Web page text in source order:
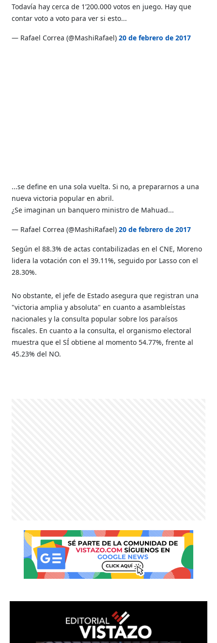
Todavía hay cerca de 1’200.000 votos en juego. Hay que
contar voto a voto para ver si esto...
— Rafael Correa (@MashiRafael)20 de febrero de 2017
...se define en una sola vuelta. Si no, a prepararnos a una
nueva victoria popular en abril.
¿Se imaginan un banquero ministro de Mahuad...
— Rafael Correa (@MashiRafael)20 de febrero de 2017
Según el 88.3% de actas contabilizadas en el CNE, Moreno
lidera la votación con el 39.11%, seguido por Lasso con el
28.30%.
No obstante, el jefe de Estado asegura que registran una
"victoria amplia y absoluta" en cuanto a asambleístas
nacionales y la consulta popular sobre los paraísos
fiscales. En cuanto a la consulta, el organismo electoral
muestra que el SÍ obtiene al momento 54.77%, frente al
45.23% del NO.